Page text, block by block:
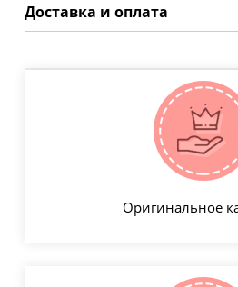
Доставка и оплата
Оригинальное